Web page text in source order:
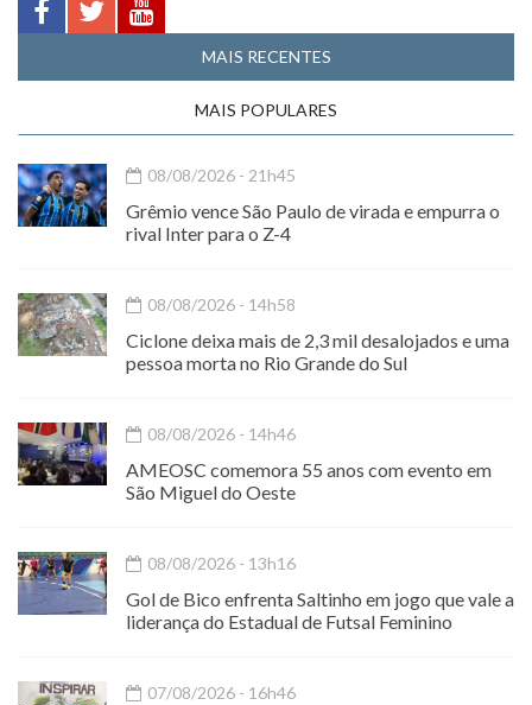
MAIS RECENTES
MAIS POPULARES
08/08/2026 - 21h45
Grêmio vence São Paulo de virada e empurra o
rival Inter para o Z-4
08/08/2026 - 14h58
Ciclone deixa mais de 2,3 mil desalojados e uma
pessoa morta no Rio Grande do Sul
08/08/2026 - 14h46
AMEOSC comemora 55 anos com evento em
São Miguel do Oeste
08/08/2026 - 13h16
Gol de Bico enfrenta Saltinho em jogo que vale a
liderança do Estadual de Futsal Feminino
07/08/2026 - 16h46